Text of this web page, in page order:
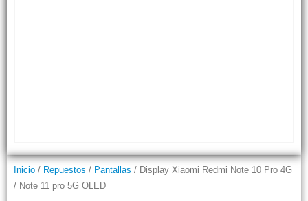
Inicio / Repuestos / Pantallas / Display Xiaomi Redmi Note 10 Pro 4G
/ Note 11 pro 5G OLED